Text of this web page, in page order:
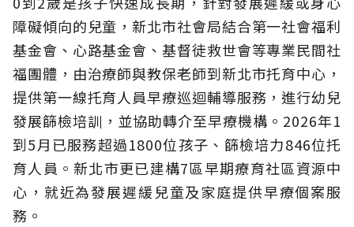
障礙傾向的兒童，新北市社會局結合第一社會福利
基金會、心路基金會、基督徒救世會等專業民間社
福團體，由治療師與教保老師到新北市托育中心，
提供第一線托育人員早療巡迴輔導服務，進行幼兒
發展篩檢培訓，並協助轉介至早療機構。2026年1
到5月已服務超過1800位孩子、篩檢培力846位托
育人員。新北市更已建構7區早期療育社區資源中
心，就近為發展遲緩兒童及家庭提供早療個案服
務。